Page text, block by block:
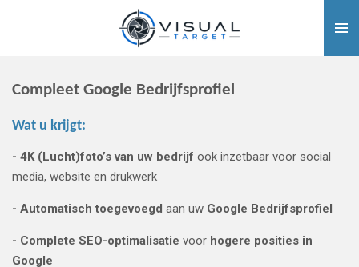
hoofdinhoud
Compleet Google Bedrijfsprofiel
Wat u krijgt:
- 4K (Lucht)foto’s van uw bedrijf ook inzetbaar voor social
media, website en drukwerk
- Automatisch toegevoegd aan uw Google Bedrijfsprofiel
- Complete SEO-optimalisatie voor hogere posities in
Google